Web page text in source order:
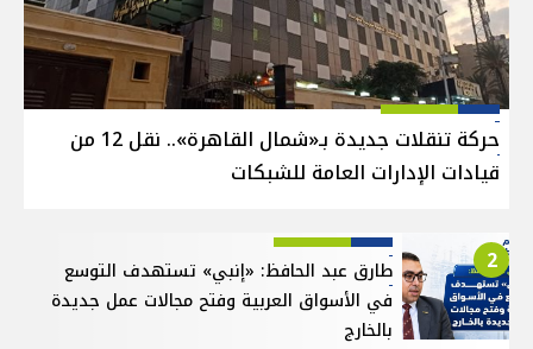
حركة تنقلات جديدة بـ«شمال القاهرة».. نقل 12 من
قيادات الإدارات العامة للشبكات
2
طارق عبد الحافظ: «إنبي» تستهدف التوسع
في الأسواق العربية وفتح مجالات عمل جديدة
بالخارج